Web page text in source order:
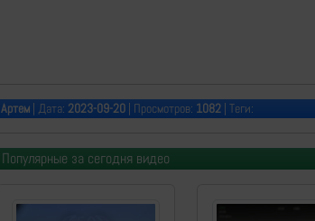
Артем| Дата: 2023-09-20| Просмотров: 1082| Теги:
Популярные за сегодня видео